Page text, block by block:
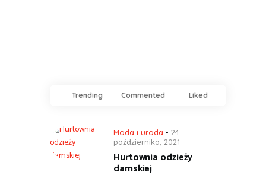
Trending Commented Liked
Moda i uroda
24
października, 2021
Hurtownia odzieży
damskiej